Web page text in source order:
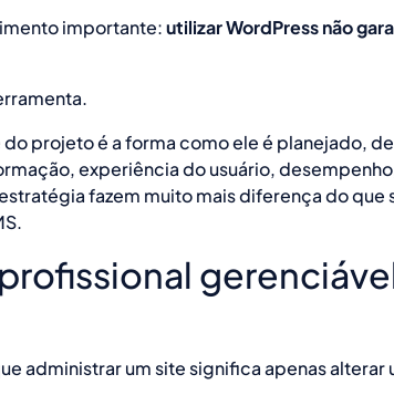
importante:utilizar WordPress não
projeto é a forma como ele é planejado,
experiência do usuário,
fazem muito mais diferença do que
administrar um site significa apenas alterar